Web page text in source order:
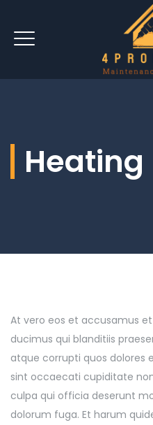
Heating
At vero eos et accusamus
ducimus qui blanditiis
atque corrupti quos dolores
sint occaecati cupiditate
culpa qui officia deserunt
dolorum fuga. Et harum